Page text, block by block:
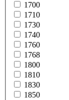
1700
1710
1730
1740
1760
1768
1800
1810
1830
1850